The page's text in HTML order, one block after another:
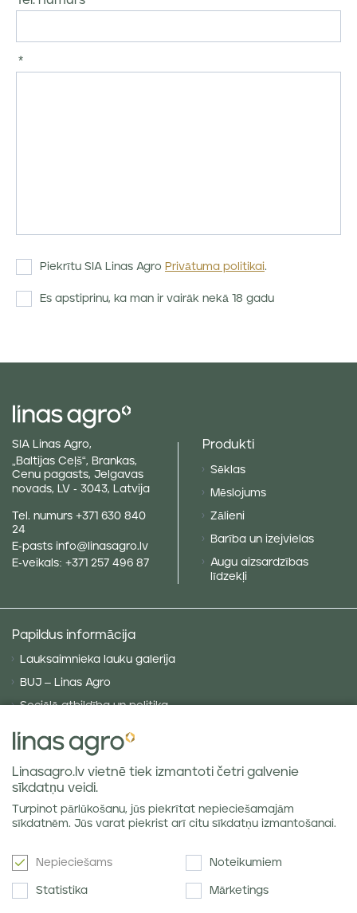
Piekrītu SIA Linas Agro Privātuma politikai.
Es apstiprinu, ka man ir vairāk nekā 18 gadu
SIA Linas Agro,
„Baltijas Ceļš“, Brankas,
Cenu pagasts, Jelgavas
novads, LV - 3043, Latvija
Tel. numurs +371 630 840
24
E-pasts info@linasagro.lv
E-veikals: +371 257 496 87
Produkti
Sēklas
Mēslojums
Zālieni
Barība un izejvielas
Augu aizsardzības
līdzekļi
Papildus informācija
Lauksaimnieka lauku galerija
BUJ – Linas Agro
Sociālā atbildība un politika
Sīkdatņu politika
VISPĀRĪGIE NOTEIKUMI
Labības tirgus atsauksmes
Jaunumi e-pastā
Linasagro.lv vietnē tiek izmantoti četri galvenie
sīkdatņu veidi.
Turpinot pārlūkošanu, jūs piekrītat nepieciešamajām
sīkdatnēm. Jūs varat piekrist arī citu sīkdatņu izmantošanai.
Nepieciešams Noteikumiem
Statistika Mārketings